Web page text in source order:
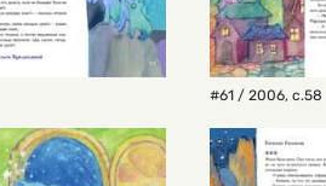
#61 / 2006, с.58